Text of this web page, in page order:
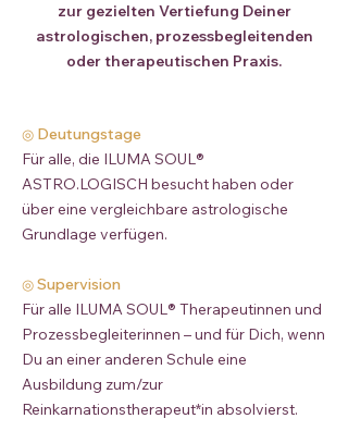
zur gezielten Vertiefung Deiner
astrologischen, prozessbegleitenden
oder therapeutischen Praxis.
◎ Deutungstage
Für alle, die ILUMA SOUL®
ASTRO.LOGISCH besucht haben oder
über eine vergleichbare astrologische
Grundlage verfügen.
◎Supervision
Für alle ILUMA SOUL® Therapeutinnen und
Prozessbegleiterinnen – und für Dich, wenn
Du an einer anderen Schule eine
Ausbildung zum/zur
Reinkarnationstherapeut*in absolvierst.